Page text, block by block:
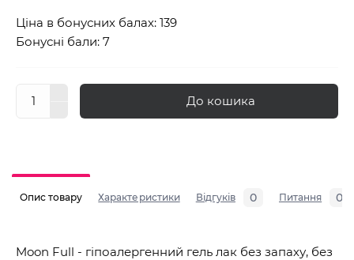
Ціна в бонусних балах: 139
Бонусні бали: 7
До кошика
Опис товару Характеристики Відгуків 0 Питання 0
Moon Full - гіпоалергенний гель лак без запаху, без